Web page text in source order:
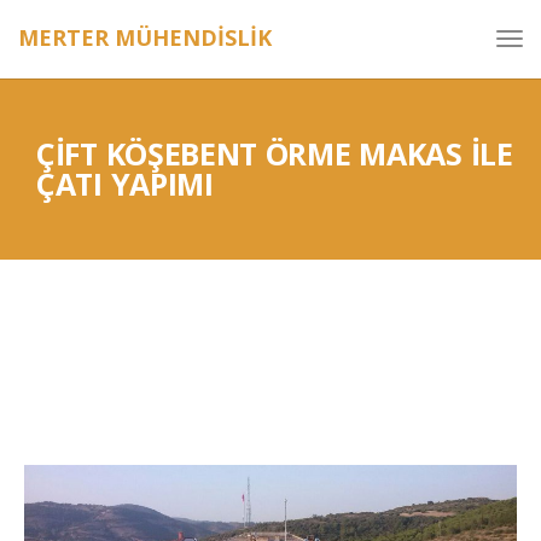
MERTER MÜHENDİSLİK
ÇIFT KÖŞEBENT ÖRME MAKAS ILE
ÇATI YAPIMI